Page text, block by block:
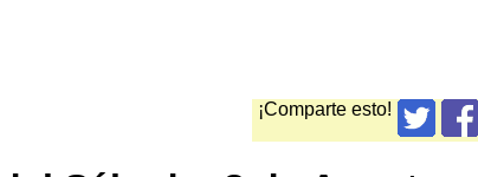
¡Comparte esto!